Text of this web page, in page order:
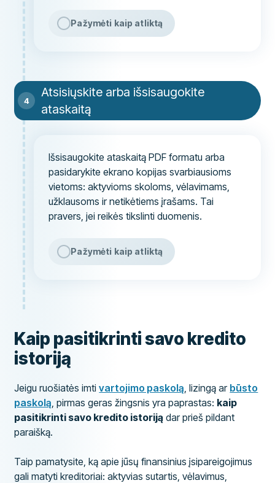
Pažymėti kaip atliktą
Atsisiųskite arba išsisaugokite
ataskaitą
Išsisaugokite ataskaitą PDF formatu arba
pasidarykite ekrano kopijas svarbiausioms
vietoms: aktyvioms skoloms, vėlavimams,
užklausoms ir netikėtiems įrašams. Tai
pravers, jei reikės tikslinti duomenis.
Pažymėti kaip atliktą
Kaip pasitikrinti savo kredito
istoriją
Jeigu ruošiatės imtivartojimo paskolą, lizingą ar būsto
paskolą, pirmas geras žingsnis yra paprastas: kaip
pasitikrinti savo kredito istoriją dar prieš pildant
paraišką.
Taip pamatysite, ką apie jūsų finansinius įsipareigojimus
gali matyti kreditoriai: aktyvias sutartis, vėlavimus,